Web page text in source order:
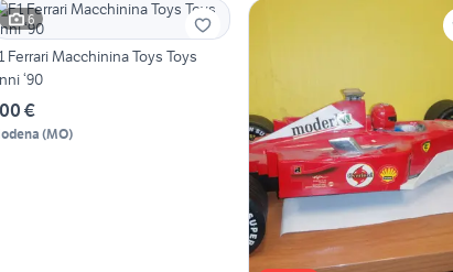
6
Ferrari Macchinina Toys Toys
‘90
€
(MO)